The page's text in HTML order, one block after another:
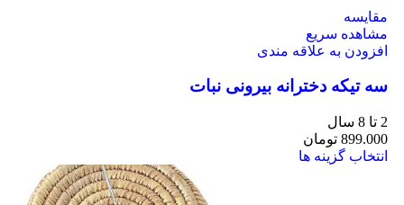
مقایسه
مشاهده سریع
افزودن به علاقه مندی
سه تیکه دخترانه بیرونی نبات
899.000 تومان
انتخاب گزینه ها